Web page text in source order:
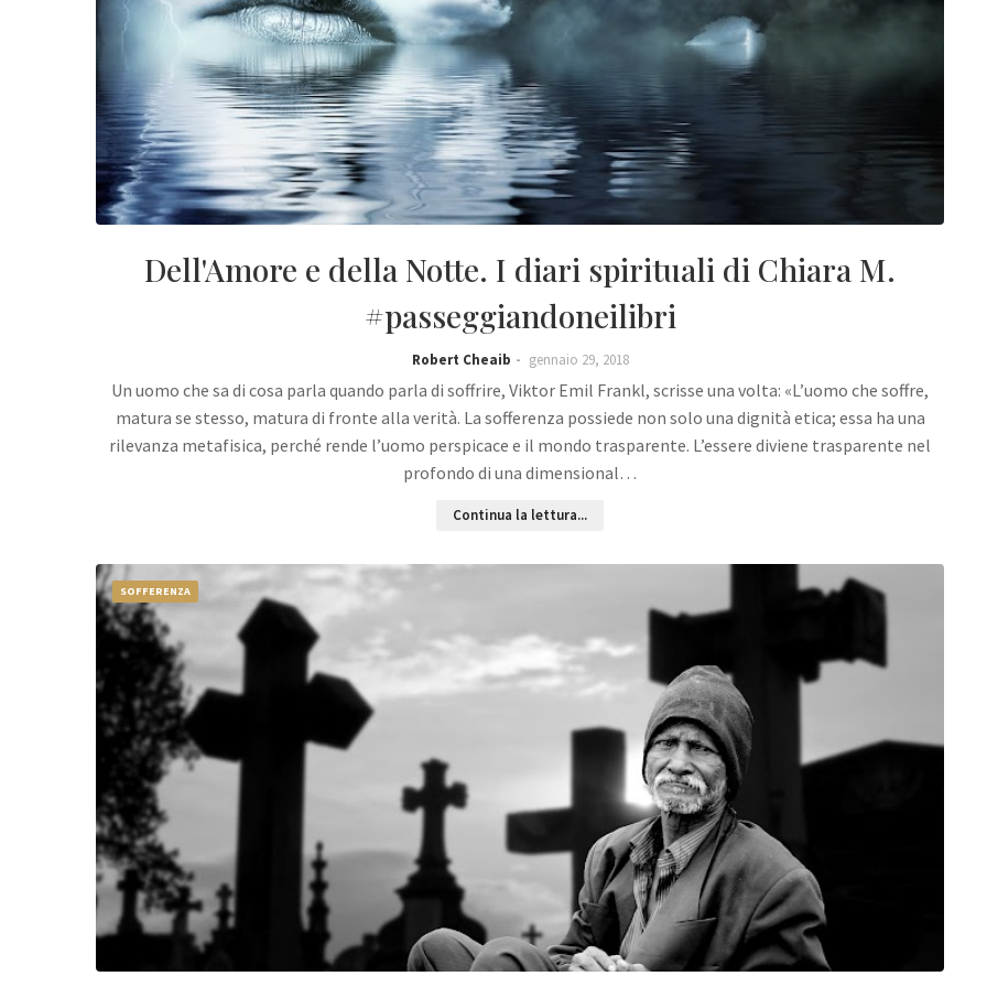
Dell'Amore e della Notte. I diari spirituali di Chiara M.
#passeggiandoneilibri
Robert Cheaib gennaio 29, 2018
Un uomo che sa di cosa parla quando parla di soffrire, Viktor Emil Frankl, scrisse una volta: «L’uomo che soffre,
matura se stesso, matura di fronte alla verità. La sofferenza possiede non solo una dignità etica; essa ha una
rilevanza metafisica, perché rende l’uomo perspicace e il mondo trasparente. L’essere diviene trasparente nel
profondo di una dimensional…
Continua la lettura...
SOFFERENZA